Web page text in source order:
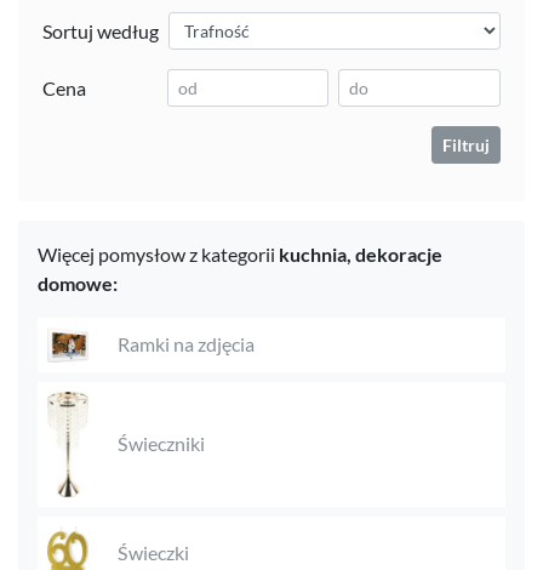
Sortuj według
Cena
Filtruj
Więcej pomysłow z kategorii kuchnia, dekoracje
domowe:
Ramki na zdjęcia
Świeczniki
Świeczki